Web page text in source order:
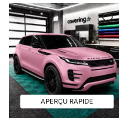
APERÇU RAPIDE